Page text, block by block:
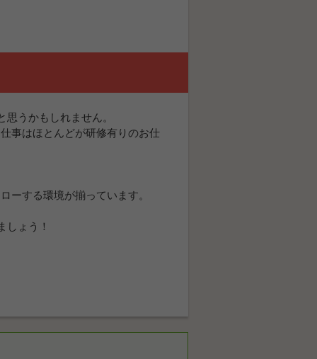
うかもしれません。
事はほとんどが研修有りのお仕
ーする環境が揃っています。
しょう！